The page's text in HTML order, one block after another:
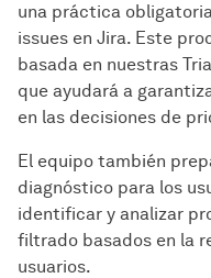
una práctica
issues en Jira. Este
basada en nuestras
que ayudará a
en las decisiones de
El equipo también
diagnóstico para los
identificar y analizar
filtrado basados en la
usuarios.